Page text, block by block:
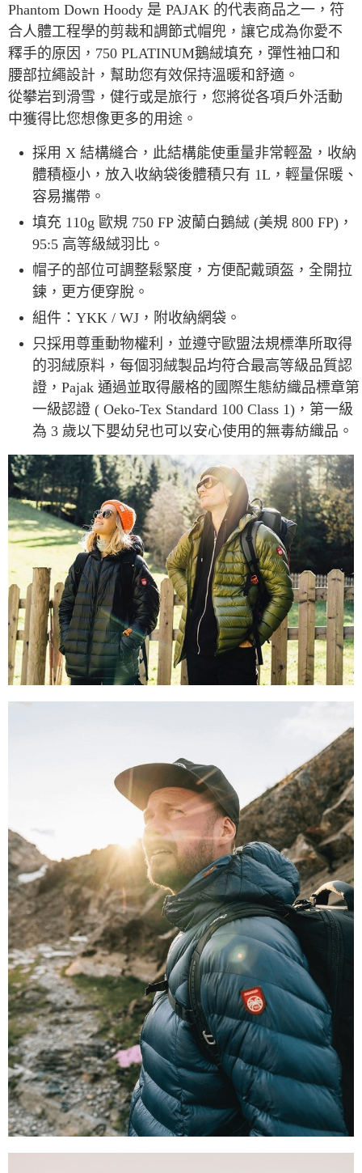
離島宅配
每筆NT$80，滿NT$490(含以上)免運費
付款後門市自取
免運費
Phantom Down Hoody 是 PAJAK 的代表商品之一，符
合人體工程學的剪裁和調節式帽兜，讓它成為你愛不
釋手的原因，750 PLATINUM鵝絨填充，彈性袖口和
腰部拉繩設計，幫助您有效保持溫暖和舒適。
從攀岩到滑雪，健行或是旅行，您將從各項戶外活動
中獲得比您想像更多的用途。
採用 X 結構縫合，此結構能使重量非常輕盈，收納
體積極小，放入收納袋後體積只有 1L，輕量保暖、
容易攜帶。
填充 110g 歐規 750 FP 波蘭白鵝絨 (美規 800 FP)，
95:5 高等級絨羽比。
帽子的部位可調整鬆緊度，方便配戴頭盔，全開拉
鍊，更方便穿脫。
組件：YKK / WJ，附收納網袋。
只採用尊重動物權利，並遵守歐盟法規標準所取得
的羽絨原料，每個羽絨製品均符合最高等級品質認
證，Pajak 通過並取得嚴格的國際生態紡織品標章第
一級認證 ( Oeko-Tex Standard 100 Class 1)，第一級
為 3 歲以下嬰幼兒也可以安心使用的無毒紡織品。